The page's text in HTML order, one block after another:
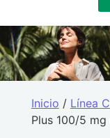
Inicio / Línea
Plus 100/5